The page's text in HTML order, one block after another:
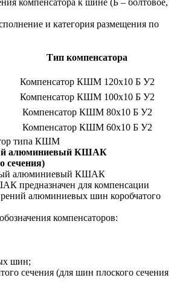
и категория размещения по
Тип компенсатора
Компенсатор КШМ 120x10 Б У2
Компенсатор КШМ 100x10 Б У2
Компенсатор КШМ 80x10 Б У2
Компенсатор КШМ 60x10 Б У2
алюминиевый КШАК
сечения)
предназначен для компенсации
алюминиевых шин коробчатого
компенсаторов:
шин;
сечения (для шин плоского сечения